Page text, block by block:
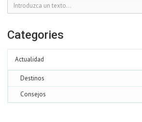
Categories
Actualidad
Destinos
Consejos